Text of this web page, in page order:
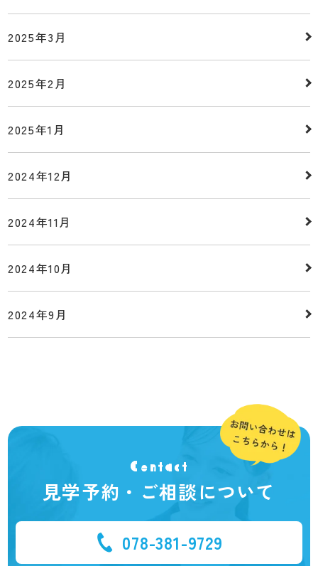
2025年3月
2025年2月
2025年1月
2024年12月
2024年11月
2024年10月
2024年9月
Contact
見学予約・ご相談について
078-381-9729